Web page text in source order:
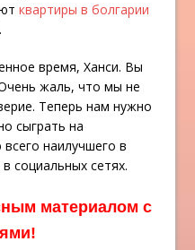
квартиры в болгарии
время, Ханси. Вы
жаль, что мы не
Теперь нам нужно
сыграть на
наилучшего в
социальных сетях.
материалом с